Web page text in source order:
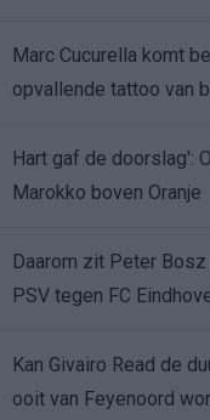
Marc Cucurella komt
opvallende tattoo van
Hart gaf de doorslag':
Marokko boven Oranje
Daarom zit Peter
PSV tegen FC
Kan Givairo Read de
ooit van Feyenoord